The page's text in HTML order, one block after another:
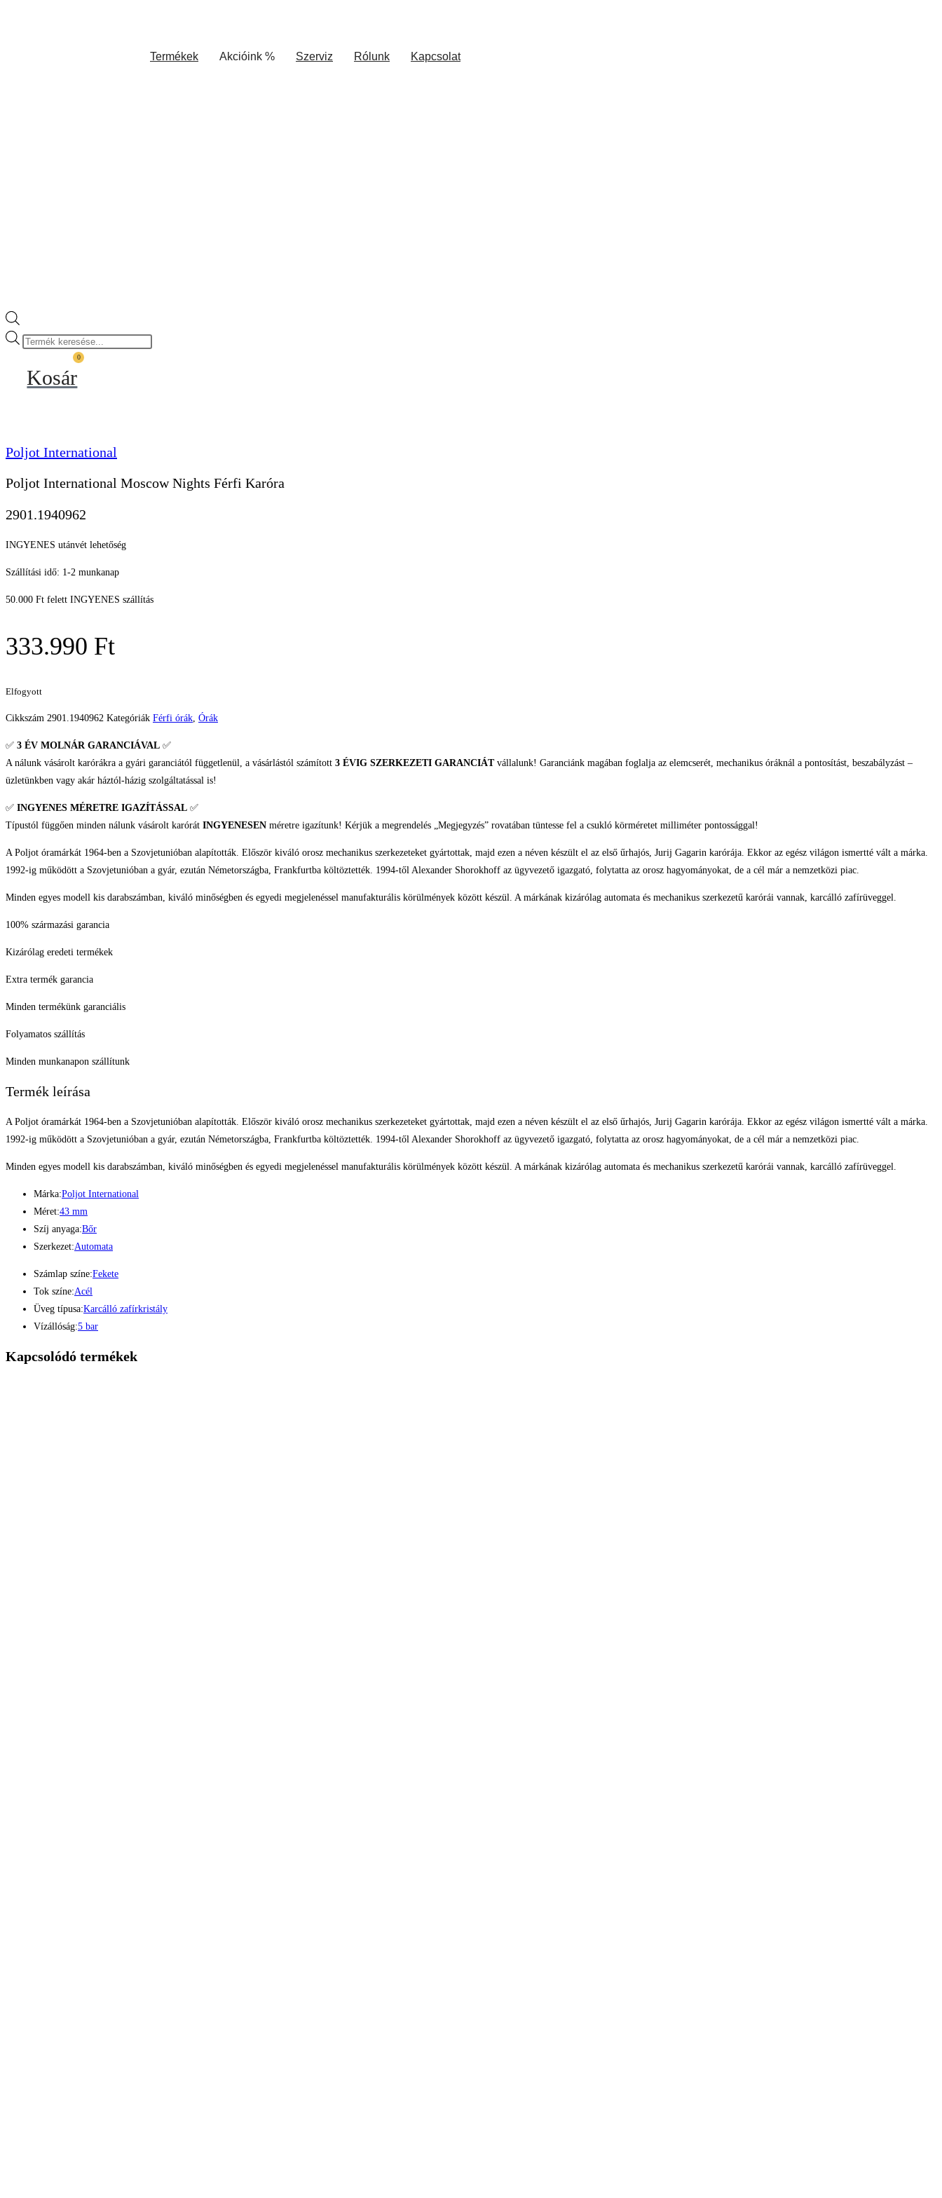
Termékek Akcióink % Szerviz Rólunk Kapcsolat
Products
0
Kosár
Poljot International
Poljot International Moscow Nights Férfi Karóra
2901.1940962
INGYENES utánvét lehetőség
Szállítási idő: 1-2 munkanap
50.000 Ft felett INGYENES szállítás
333.990 Ft
Elfogyott
Cikkszám 2901.1940962 Kategóriák Férfi órák Órák
✅ 3 ÉV MOLNÁR GARANCIÁVAL ✅
A nálunk vásárolt karórákra a gyári garanciától függetlenül, a vásárlástól számított 3 ÉVIG SZERKEZETI GARANCIÁTvállalunk! Garanciánk magában foglalja az elemcserét, mechanikus óráknál a pontosítást, beszabályzást –
üzletünkben vagy akár háztól-házig szolgáltatással is!
✅ INGYENES MÉRETRE IGAZÍTÁSSAL ✅
Típustól függően minden nálunk vásárolt karórát INGYENESEN méretre igazítunk! Kérjük a megrendelés „Megjegyzés” rovatában tüntesse fel a csukló körméretet milliméter pontossággal!
A Poljot óramárkát 1964-ben a Szovjetunióban alapították. Először kiváló orosz mechanikus szerkezeteket gyártottak, majd ezen a néven készült el az első űrhajós, Jurij Gagarin karórája. Ekkor az egész világon ismertté vált a márka.
1992-ig működött a Szovjetunióban a gyár, ezután Németországba, Frankfurtba költöztették. 1994-től Alexander Shorokhoff az ügyvezető igazgató, folytatta az orosz hagyományokat, de a cél már a nemzetközi piac.
Minden egyes modell kis darabszámban, kiváló minőségben és egyedi megjelenéssel manufakturális körülmények között készül. A márkának kizárólag automata és mechanikus szerkezetű karórái vannak, karcálló zafírüveggel.
100% származási garancia
Kizárólag eredeti termékek
Extra termék garancia
Minden termékünk garanciális
Folyamatos szállítás
Minden munkanapon szállítunk
Termék leírása
A Poljot óramárkát 1964-ben a Szovjetunióban alapították. Először kiváló orosz mechanikus szerkezeteket gyártottak, majd ezen a néven készült el az első űrhajós, Jurij Gagarin karórája. Ekkor az egész világon ismertté vált a márka.
1992-ig működött a Szovjetunióban a gyár, ezután Németországba, Frankfurtba költöztették. 1994-től Alexander Shorokhoff az ügyvezető igazgató, folytatta az orosz hagyományokat, de a cél már a nemzetközi piac.
Minden egyes modell kis darabszámban, kiváló minőségben és egyedi megjelenéssel manufakturális körülmények között készül. A márkának kizárólag automata és mechanikus szerkezetű karórái vannak, karcálló zafírüveggel.
Márka:Poljot International
Méret:43 mm
Szíj anyaga:Bőr
Szerkezet:Automata
Számlap színe:Fekete
Tok színe:Acél
Üveg típusa:Karcálló zafírkristály
Vízállóság:5 bar
Kapcsolódó termékek